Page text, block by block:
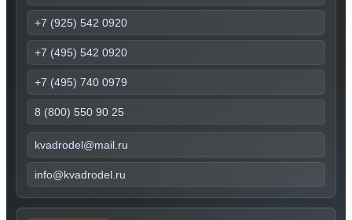
+7 (925) 542 0920
+7 (495) 542 0920
+7 (495) 740 0979
8 (800) 550 90 25
kvadrodel@mail.ru
info@kvadrodel.ru